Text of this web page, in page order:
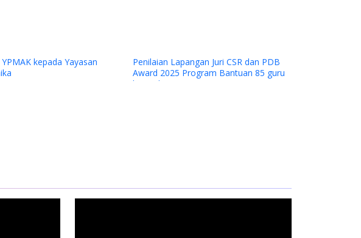
Penilaian Lapangan Juri CSR dan PDB
Award 2025 Program Bantuan 85 guru